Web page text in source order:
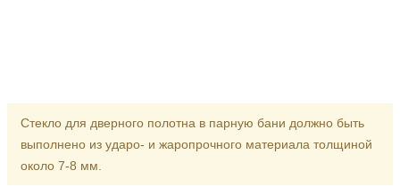
Стекло для дверного полотна в парную бани должно быть
выполнено из ударо- и жаропрочного материала толщиной
около 7-8 мм.